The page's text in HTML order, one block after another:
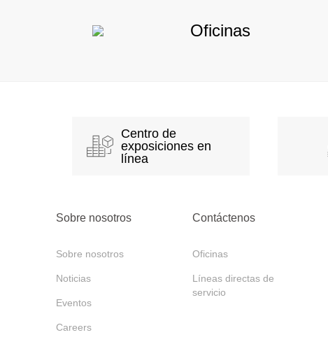
Oficinas
Centro de
exposiciones en
línea
Sobre nosotros
Sobre nosotros
Noticias
Eventos
Careers
Contáctenos
Oficinas
Líneas directas de
servicio